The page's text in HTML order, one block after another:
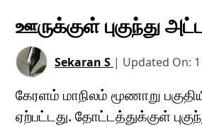
ஊருக்குள் புகுந்து
Sekaran S | Updated On:
கேரளம் மாநிலம் மூணாறு
ஏற்பட்டது. தோட்டத்துக்குள்